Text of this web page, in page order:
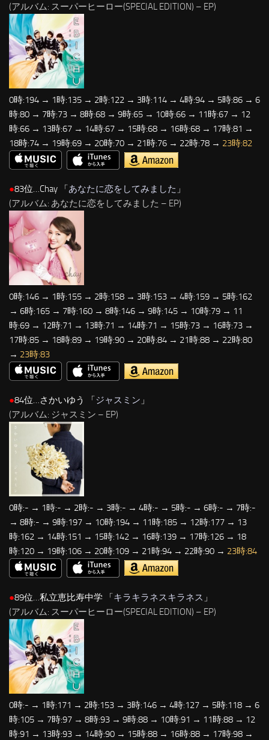
(アルバム: スーパーヒーロー(SPECIAL EDITION) – EP)
0時:194 → 1時:135 → 2時:122 → 3時:114 → 4時:94 → 5時:86 → 6
時:80 → 7時:73 → 8時:68 → 9時:65 → 10時:66 → 11時:67 → 12
時:66 → 13時:67 → 14時:67 → 15時:68 → 16時:68 → 17時:81 →
18時:74 → 19時:69 → 20時:70 → 21時:76 → 22時:78 → 23時:82
●83位…Chay 「 あなたに恋をしてみました 」
(アルバム: あなたに恋をしてみました – EP)
0時:146 → 1時:155 → 2時:158 → 3時:153 → 4時:159 → 5時:162
→ 6時:165 → 7時:160 → 8時:146 → 9時:145 → 10時:79 → 11
時:69 → 12時:71 → 13時:71 → 14時:71 → 15時:73 → 16時:73 →
17時:85 → 18時:89 → 19時:90 → 20時:84 → 21時:88 → 22時:80
→ 23時:83
●84位…さかいゆう 「ジャスミン 」
(アルバム: ジャスミン – EP)
0時:- → 1時:- → 2時:- → 3時:- → 4時:- → 5時:- → 6時:- → 7時:-
→ 8時:- → 9時:197 → 10時:194 → 11時:185 → 12時:177 → 13
時:162 → 14時:151 → 15時:142 → 16時:139 → 17時:126 → 18
時:120 → 19時:106 → 20時:109 → 21時:94 → 22時:90 → 23時:84
●89位…私立恵比寿中学 「キラキラネスキラネス 」
(アルバム: スーパーヒーロー(SPECIAL EDITION) – EP)
0時:- → 1時:171 → 2時:153 → 3時:146 → 4時:127 → 5時:118 → 6
時:105 → 7時:97 → 8時:93 → 9時:88 → 10時:91 → 11時:88 → 12
時:91 → 13時:93 → 14時:90 → 15時:88 → 16時:88 → 17時:98 →